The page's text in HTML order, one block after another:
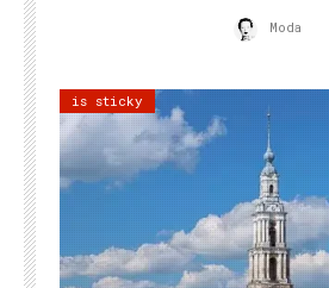
Moda
is sticky